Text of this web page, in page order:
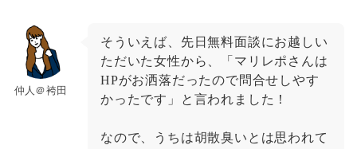
仲人＠袴田
そういえば、先日無料面談にお越しい
ただいた女性から、「マリレポさんは
HPがお洒落だったので問合せしやす
かったです」と言われました！
なので、うちは胡散臭いとは思われて